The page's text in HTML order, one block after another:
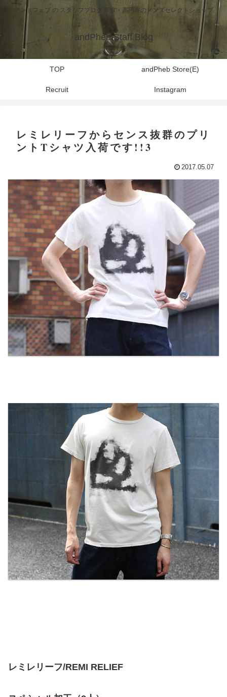
アンドフェブ の スタッフブログ 東京・高円寺のメンズセレクトショップ
andPheb Staff Blog
TOP andPheb Store(E)
Recruit Instagram
レミレリーフからセンス抜群のプリ
ントTシャツ入荷です!!3
2017.05.07
レミレリーフ/REMI RELIEF